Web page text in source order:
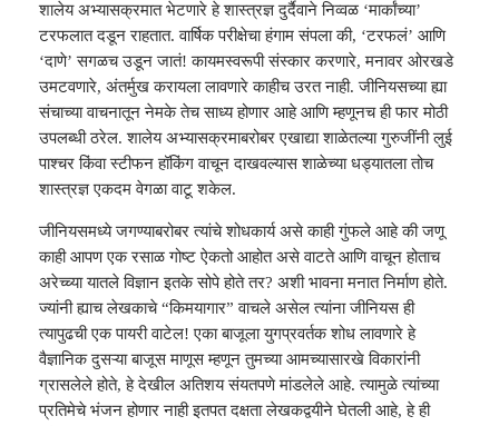
शालेय अभ्यासक्रमात भेटणारे हे शास्त्रज्ञ दुर्दैवाने निव्वळ ‘मार्कांच्या’
टरफलात दडून राहतात. वार्षिक परीक्षेचा हंगाम संपला की, ‘टरफलं’ आणि
‘दाणे’ सगळच उडून जातं! कायमस्वरूपी संस्कार करणारे, मनावर ओरखडे
उमटवणारे, अंतर्मुख करायला लावणारे काहीच उरत नाही. जीनियसच्या ह्या
संचाच्या वाचनातून नेमके तेच साध्य होणार आहे आणि म्हणूनच ही फार मोठी
उपलब्धी ठरेल. शालेय अभ्यासक्रमाबरोबर एखाद्या शाळेतल्या गुरुजींनी लुई
पाश्चर किंवा स्टीफन हॉकिंग वाचून दाखवल्यास शाळेच्या धड्यातला तोच
शास्त्रज्ञ एकदम वेगळा वाटू शकेल.
जीनियसमध्ये जगण्याबरोबर त्यांचे शोधकार्य असे काही गुंफले आहे की जणू
काही आपण एक रसाळ गोष्ट ऐकतो आहोत असे वाटते आणि वाचून होताच
अरेच्च्या यातले विज्ञान इतके सोपे होते तर? अशी भावना मनात निर्माण होते.
ज्यांनी ह्याच लेखकाचे “किमयागार” वाचले असेल त्यांना जीनियस ही
त्यापुढची एक पायरी वाटेल! एका बाजूला युगप्रवर्तक शोध लावणारे हे
वैज्ञानिक दुसऱ्या बाजूस माणूस म्हणून तुमच्या आमच्यासारखे विकारांनी
ग्रासलेले होते, हे देखील अतिशय संयतपणे मांडलेले आहे. त्यामुळे त्यांच्या
प्रतिमेचे भंजन होणार नाही इतपत दक्षता लेखकद्वयीने घेतली आहे, हे ही